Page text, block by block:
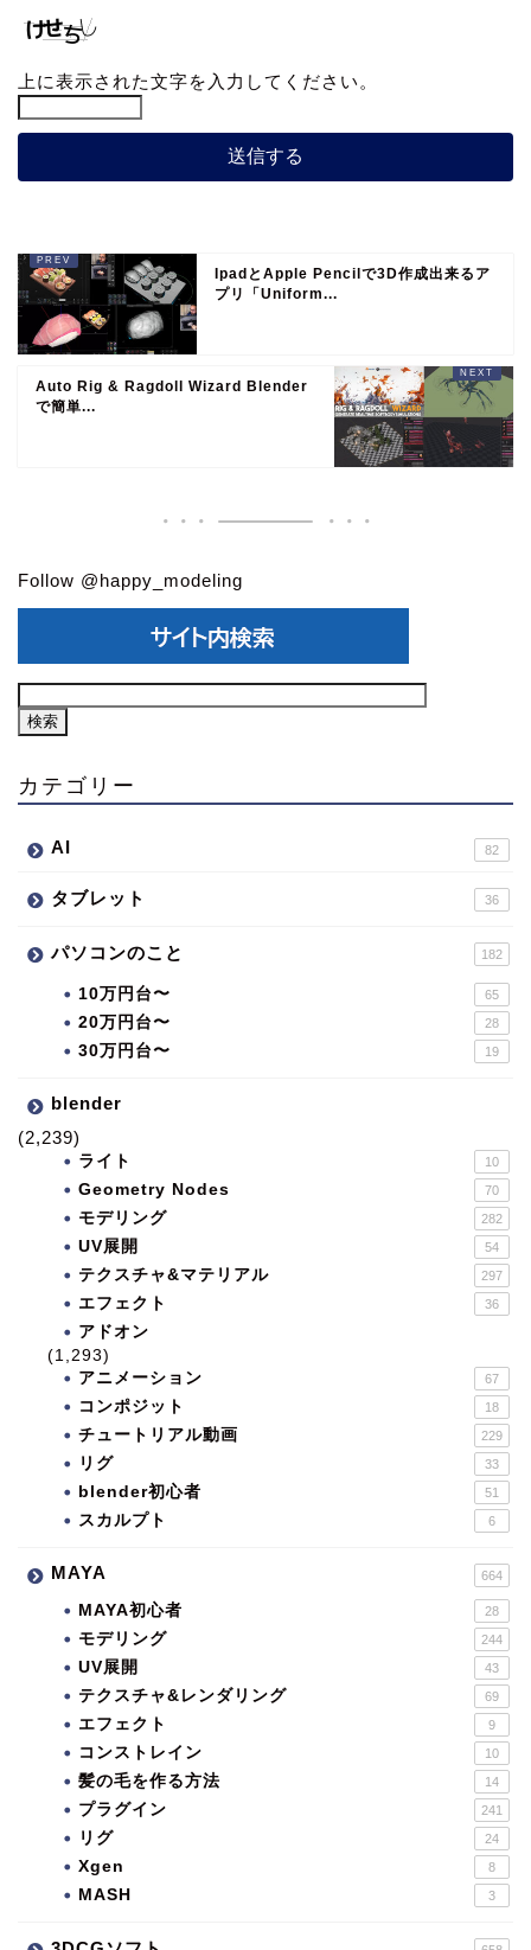
上に表示された文字を入力してください。
IpadとApple Pencilで3D作成出来るア
プリ「Uniform...
Auto Rig & Ragdoll Wizard Blender
で簡単...
Follow @happy_modeling
カテゴリー
AI 82
タブレット 36
パソコンのこと 182
10万円台〜 65
20万円台〜 28
30万円台〜 19
blender
(2,239)
ライト 10
Geometry Nodes 70
モデリング 282
UV展開 54
テクスチャ&マテリアル 297
エフェクト 36
アドオン
(1,293)
アニメーション
67
コンポジット 18
チュートリアル動画 229
リグ 33
blender初心者 51
スカルプト 6
MAYA 664
MAYA初心者 28
モデリング 244
UV展開 43
テクスチャ&レンダリング 69
エフェクト 9
コンストレイン 10
髪の毛を作る方法 14
プラグイン 241
リグ 24
Xgen 8
MASH 3